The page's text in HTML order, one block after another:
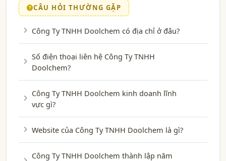
CÂU HỎI THƯỜNG GẶP
Công Ty TNHH Doolchem có địa chỉ ở đâu?
Số điện thoại liên hệ Công Ty TNHH
Doolchem?
Công Ty TNHH Doolchem kinh doanh lĩnh
vực gì?
Website của Công Ty TNHH Doolchem là gì?
Công Ty TNHH Doolchem thành lập năm